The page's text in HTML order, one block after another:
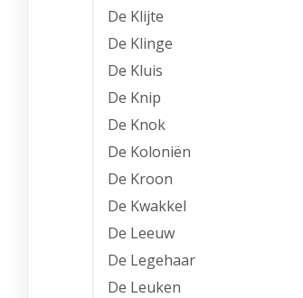
De Klijte
De Klinge
De Kluis
De Knip
De Knok
De Koloniën
De Kroon
De Kwakkel
De Leeuw
De Legehaar
De Leuken